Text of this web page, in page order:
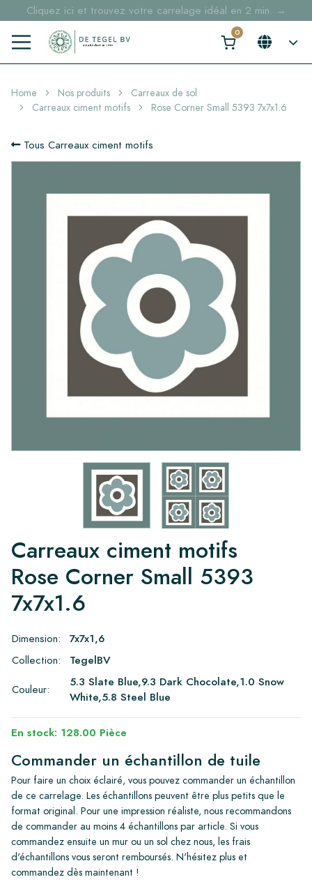
Cliquez ici et trouvez votre carrelage idéal en 2 min. →
Home Nos produits
Carreaux de sol
Carreaux ciment motifs
Rose Corner Small 5393 7x7x1.6
Tous Carreaux ciment motifs
Carreaux ciment motifs
Rose Corner Small 5393
7x7x1.6
Dimension:
7x7x1,6
Collection:
TegelBV
Couleur:
5.3 Slate Blue,9.3 Dark Chocolate,1.0 Snow
White,5.8 Steel Blue
En stock: 128.00 Pièce
Commander un échantillon de tuile
Pour faire un choix éclairé, vous pouvez commander un échantillon
de ce carrelage. Les échantillons peuvent être plus petits que le
format original. Pour une impression réaliste, nous recommandons
de commander au moins 4 échantillons par article. Si vous
commandez ensuite un mur ou un sol chez nous, les frais
d'échantillons vous seront remboursés. N'hésitez plus et
commandez dès maintenant !